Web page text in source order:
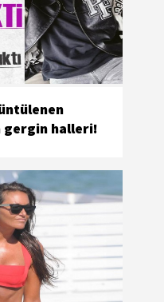
gergin halleri!